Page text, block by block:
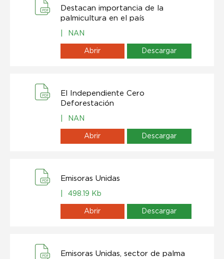
Destacan importancia de la
palmicultura en el país
NAN
Abrir Descargar
El Independiente Cero
Deforestación
NAN
Abrir Descargar
Emisoras Unidas
498.19 Kb
Abrir Descargar
Emisoras Unidas, sector de palma